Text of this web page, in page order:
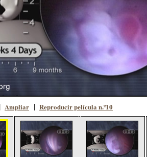
Ampliar Reproducir película n.º10